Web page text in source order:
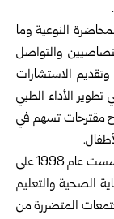
النوعية وما
والتواصل
الاستشارات
الأداء الطبي
مقترحات تسهم في
يذكر أن «سامز» منظمة طبية إنسانية غير ربحية تأسست عام 1998 على
الصحية والتعليم
المتضررة من